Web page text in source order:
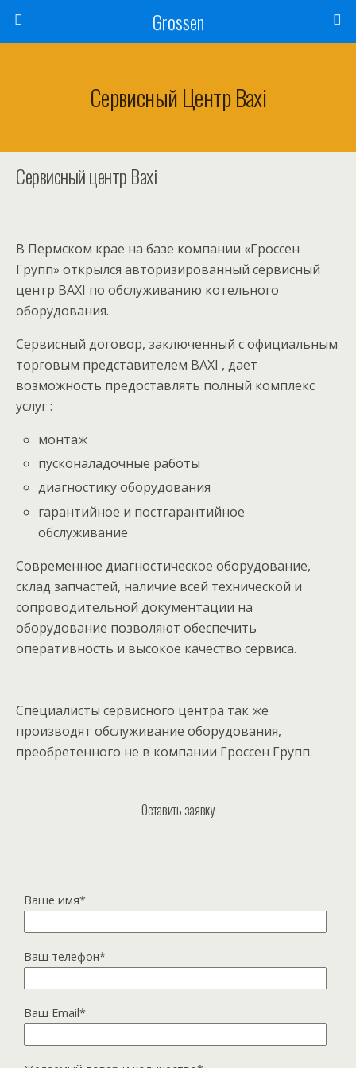
Grossen
Сервисный Центр Baxi
Сервисный центр Baxi
В Пермском крае на базе компании «Гроссен
Групп» открылся авторизированный сервисный
центр BAXI по обслуживанию котельного
оборудования.
Сервисный договор, заключенный с официальным
торговым представителем BAXI , дает
возможность предоставлять полный комплекс
услуг :
монтаж
пусконаладочные работы
диагностику оборудования
гарантийное и постгарантийное
обслуживание
Современное диагностическое оборудование,
склад запчастей, наличие всей технической и
сопроводительной документации на
оборудование позволяют обеспечить
оперативность и высокое качество сервиса.
Специалисты сервисного центра так же
производят обслуживание оборудования,
преобретенного не в компании Гроссен Групп.
Оставить заявку
Ваше имя*
Ваш телефон*
Ваш Email*